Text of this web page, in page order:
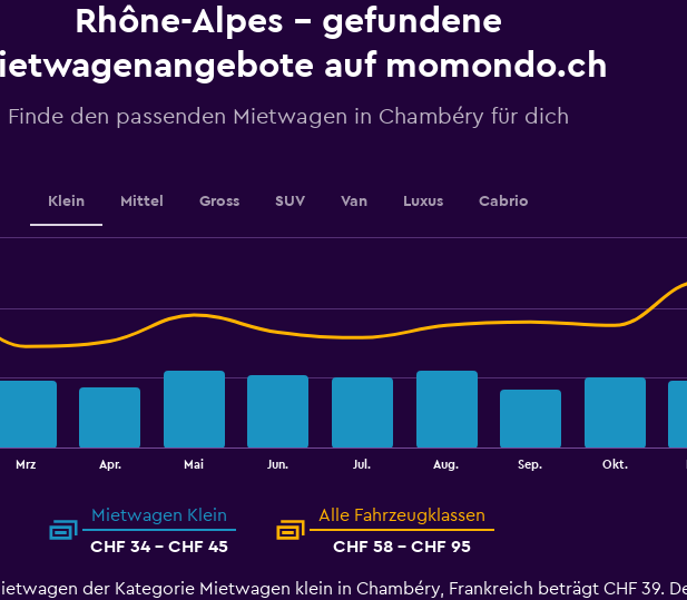
displaying
values.
0
30.
Rhône-Alpes - gefundene
auf momondo.ch
Finde den passenden Mietwagen in Chambéry für dich
Klein Mittel Gross SUV Van Luxus Cabrio
Mrz Apr. Mai Jun. Jul. Aug. Sep. Okt.
Mietwagen Klein
CHF 34 - CHF 45
Alle Fahrzeugklassen
CHF 58 - CHF 95
der Kategorie Mietwagen klein in Chambéry, Frankreich beträgt CHF 39.